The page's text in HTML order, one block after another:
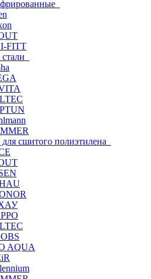
FITT
сшитого полиэтилена
AQUA